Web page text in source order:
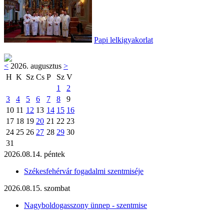
Papi lelkigyakorlat
< 2026. augusztus >
H K Sz Cs P Sz V
1
2
3
4 5 6 7 8
9
10 11 12 13 14 15 16
17 18 19 20 21 22 23
24 25 26 27 28 29 30
31
2026.08.14. péntek
Székesfehérvár fogadalmi szentmiséje
2026.08.15. szombat
Nagyboldogasszony ünnep - szentmise